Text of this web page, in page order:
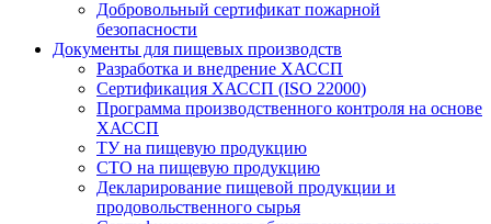
Добровольный сертификат пожарной
безопасности
Документы для пищевых производств
Разработка и внедрение ХАССП
Сертификация ХАССП (ISO 22000)
Программа производственного контроля на основе
ХАССП
ТУ на пищевую продукцию
СТО на пищевую продукцию
Декларирование пищевой продукции и
продовольственного сырья